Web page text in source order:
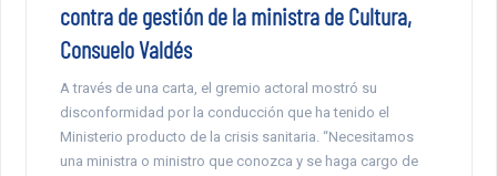
contra de gestión de la ministra de Cultura,
Consuelo Valdés
A través de una carta, el gremio actoral mostró su
disconformidad por la conducción que ha tenido el
Ministerio producto de la crisis sanitaria. “Necesitamos
una ministra o ministro que conozca y se haga cargo de